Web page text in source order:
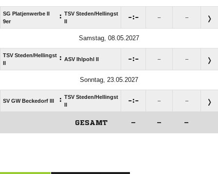
SG Platjenwerbe II
9er
: TSV Steden/​Hellingst
II
: – –
Samstag, 08.05.2027
TSV Steden/​Hellingst
II
: ASV Ihlpohl II : – –
Sonntag, 23.05.2027
SV GW Beckedorf III : TSV Steden/​Hellingst
II
: – –
GESAMT – – –